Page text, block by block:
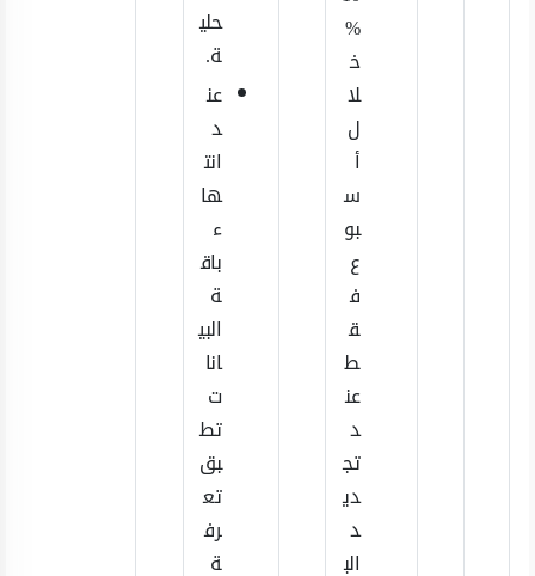
%
خ
لا
ل
أ
س
بو
ع
ف
ق
ط
عن
د
تج
دي
د
الب
حلي
ة.
عن
د
انت
ها
ء
باق
ة
البي
انا
ت
تط
بق
تع
رف
ة